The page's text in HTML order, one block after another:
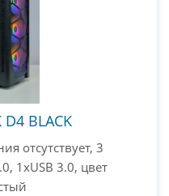
D4 BLACK
отсутствует, 3
1xUSB 3.0, цвет